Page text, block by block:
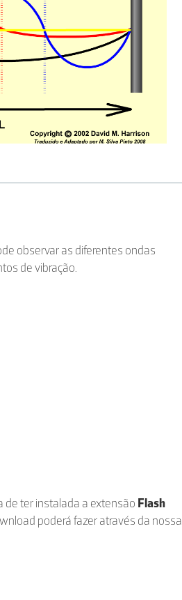
observar as diferentes ondas
de vibração.
de ter instalada a extensão Flash
poderá fazer através da nossa